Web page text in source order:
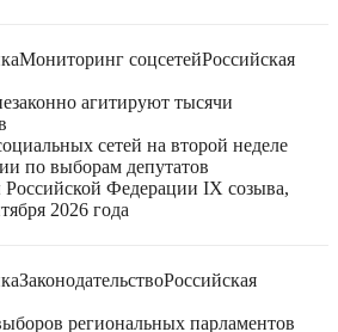
Мониторинг соцсетейРоссийская
агитируют тысячи
сетей на второй неделе
по выборам депутатов
Федерации IX созыва,
2026 года
ЗаконодательствоРоссийская
региональных парламентов